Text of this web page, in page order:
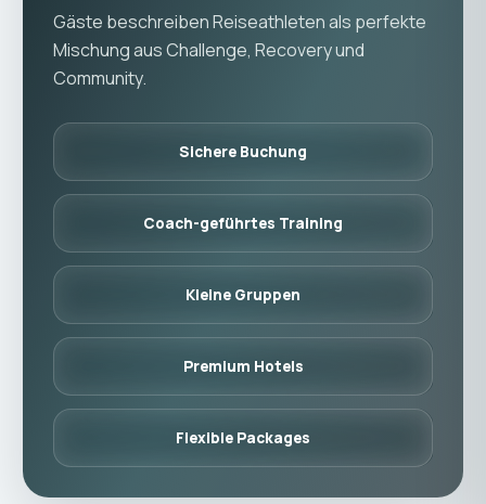
Gäste beschreiben Reiseathleten als perfekte
Mischung aus Challenge, Recovery und
Community.
Sichere Buchung
Coach-geführtes Training
Kleine Gruppen
Premium Hotels
Flexible Packages